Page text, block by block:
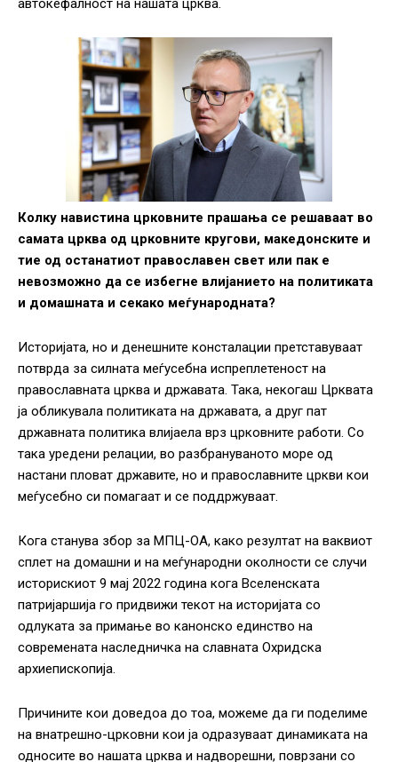
автокефалност на нашата црква.
Колку навистина црковните прашања се решаваат во
самата црква од црковните кругови, македонските и
тие од останатиот православен свет или пак е
невозможно да се избегне влијанието на политиката
и домашната и секако меѓународната?
Историјата, но и денешните консталации претставуваат
потврда за силната меѓусебна испреплетеност на
православната црква и државата. Така, некогаш Црквата
ја обликувала политиката на државата, а друг пат
државната политика влијаела врз црковните работи. Со
така уредени релации, во разбрануваното море од
настани пловат државите, но и православните цркви кои
меѓусебно си помагаат и се поддржуваат.
Кога станува збор за МПЦ-ОА, како резултат на ваквиот
сплет на домашни и на меѓународни околности се случи
историскиот 9 мај 2022 година кога Вселенската
патријаршија го придвижи текот на историјата со
одлуката за примање во канонско единство на
современата наследничка на славната Охридска
архиепископија.
Причините кои доведоа до тоа, можеме да ги поделиме
на внатрешно-црковни кои ја одразуваат динамиката на
односите во нашата црква и надворешни, поврзани со